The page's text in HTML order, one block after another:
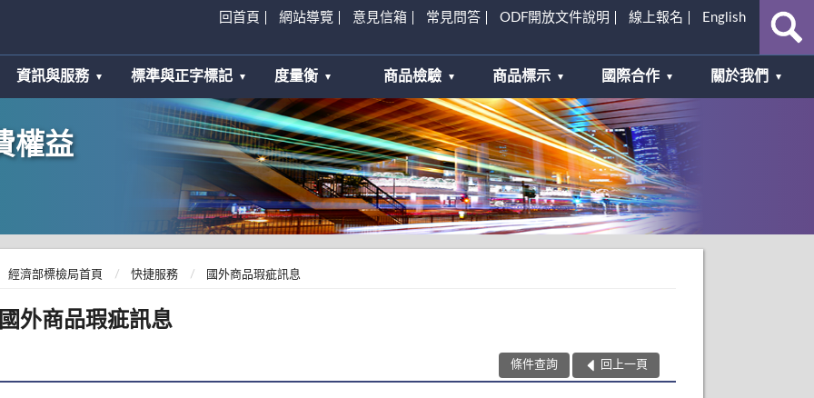
回首頁 網站導覽 意見信箱 常見問答 ODF開放文件說明 線上報名 English
資訊與服務 標準與正字標記 度量衡 商品檢驗 商品標示 國際合作 關於我們
權益
經濟部標檢局首頁 快捷服務 國外商品瑕疵訊息
國外商品瑕疵訊息
條件查詢 回上一頁